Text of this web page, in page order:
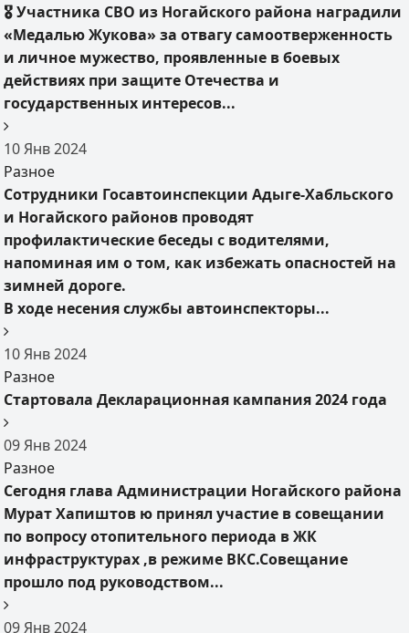
🎖 Участника СВО из Ногайского района наградили
«Медалью Жукова» за отвагу самоотверженность
и личное мужество, проявленные в боевых
действиях при защите Отечества и
государственных интересов...
10 Янв 2024
Разное
Сотрудники Госавтоинспекции Адыге-Хабльского
и Ногайского районов проводят
профилактические беседы с водителями,
напоминая им о том, как избежать опасностей на
зимней дороге.
В ходе несения службы автоинспекторы...
10 Янв 2024
Разное
Стартовала Декларационная кампания 2024 года
09 Янв 2024
Разное
Сегодня глава Администрации Ногайского района
Мурат Хапиштов ю принял участие в совещании
по вопросу отопительного периода в ЖК
инфраструктурах ,в режиме ВКС.Совещание
прошло под руководством...
09 Янв 2024